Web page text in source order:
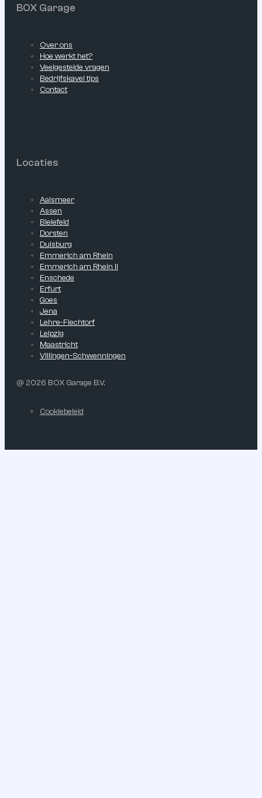
BOX Garage
Over ons
Hoe werkt het?
Veelgestelde vragen
Bedrijfskavel tips
Contact
Locaties
Aalsmeer
Assen
Bielefeld
Dorsten
Duisburg
Emmerich am Rhein
Emmerich am Rhein II
Enschede
Erfurt
Goes
Jena
Lehre-Flechtorf
Leipzig
Maastricht
Villingen-Schwenningen
@ 2026 BOX Garage B.V.
Cookiebeleid